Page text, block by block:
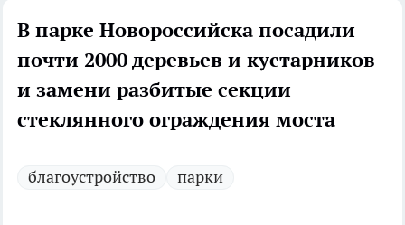
В парке Новороссийска посадили
почти 2000 деревьев и кустарников
и замени разбитые секции
стеклянного ограждения моста
благоустройство парки